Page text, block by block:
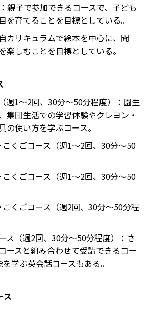
親子で参加できるコースで、子ども
を育てることを目標としている。
カリキュラムで絵本を中心に、聞
楽しむことを目標としている。
週1～2回、30分～50分程度）：園生
集団生活での学習体験やクレヨン・
の使い方を学ぶコース。
くごコース（週1～2回、30分～50
くごコース（週1～2回、30分～50
くごコース（週2回、30分～50分程
ス（週2回、30分～50分程度）：さ
ースと組み合わせて受講できるコー
学ぶ英会話コースもある。
ス